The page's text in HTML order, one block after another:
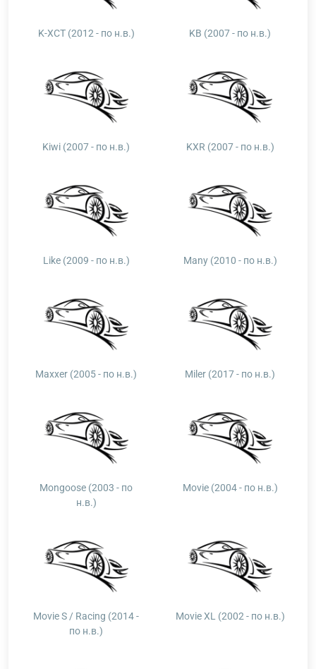
K-XCT (2012 - по н.в.) KB (2007 - по н.в.)
Kiwi (2007 - по н.в.) KXR (2007 - по н.в.)
Like (2009 - по н.в.) Many (2010 - по н.в.)
Maxxer (2005 - по н.в.) Miler (2017 - по н.в.)
Mongoose (2003 - по
н.в.)
Movie (2004 - по н.в.)
Movie S / Racing (2014 -
по н.в.)
Movie XL (2002 - по н.в.)